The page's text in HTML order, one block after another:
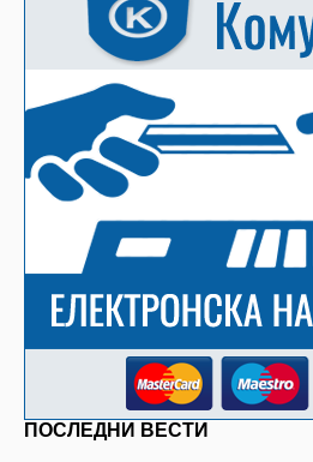
ПОСЛЕДНИ ВЕСТИ